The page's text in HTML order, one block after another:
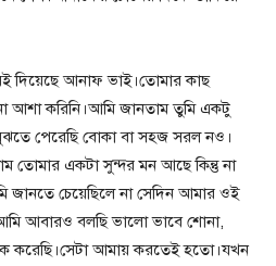
দিয়েছে আনাফ ভাই।তোমার কাছ
করিনি।আমি জানতাম তুমি একটু
পেরেছি বোকা বা সহজ সরল নও।
তোমার একটা সুন্দর মন আছে কিন্তু না
জানতে চেয়েছিলে না সেদিন আমার ওই
আবারও বলছি ভালো ভাবে শোনা,
করেছি।সেটা আমায় করতেই হতো।যখন